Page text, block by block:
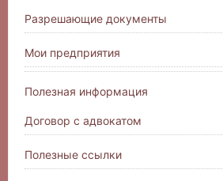
Разрешающие документы
Мои предприятия
Полезная информация
Договор с адвокатом
Полезные ссылки